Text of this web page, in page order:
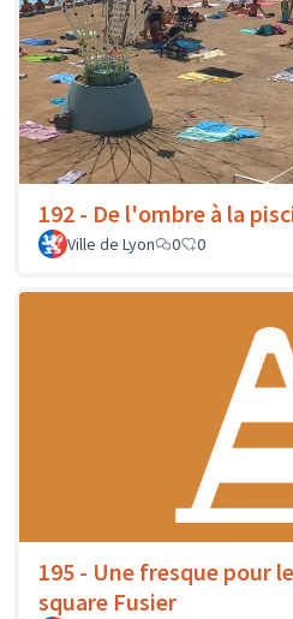
192 - De l'ombre à la
Ville de Lyon
0 0
195 - Une fresque pour le
square Fusier